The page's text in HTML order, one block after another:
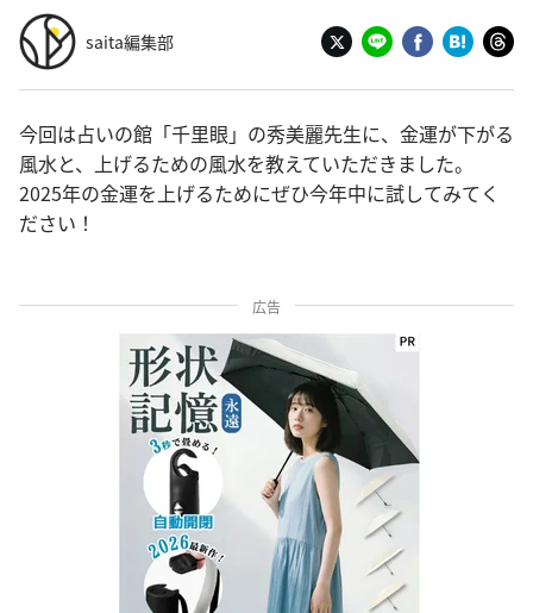
saita編集部
今回は占いの館「千里眼」の秀美麗先生に、金運が下がる
風水と、上げるための風水を教えていただきました。
2025年の金運を上げるためにぜひ今年中に試してみてく
ださい！
広告